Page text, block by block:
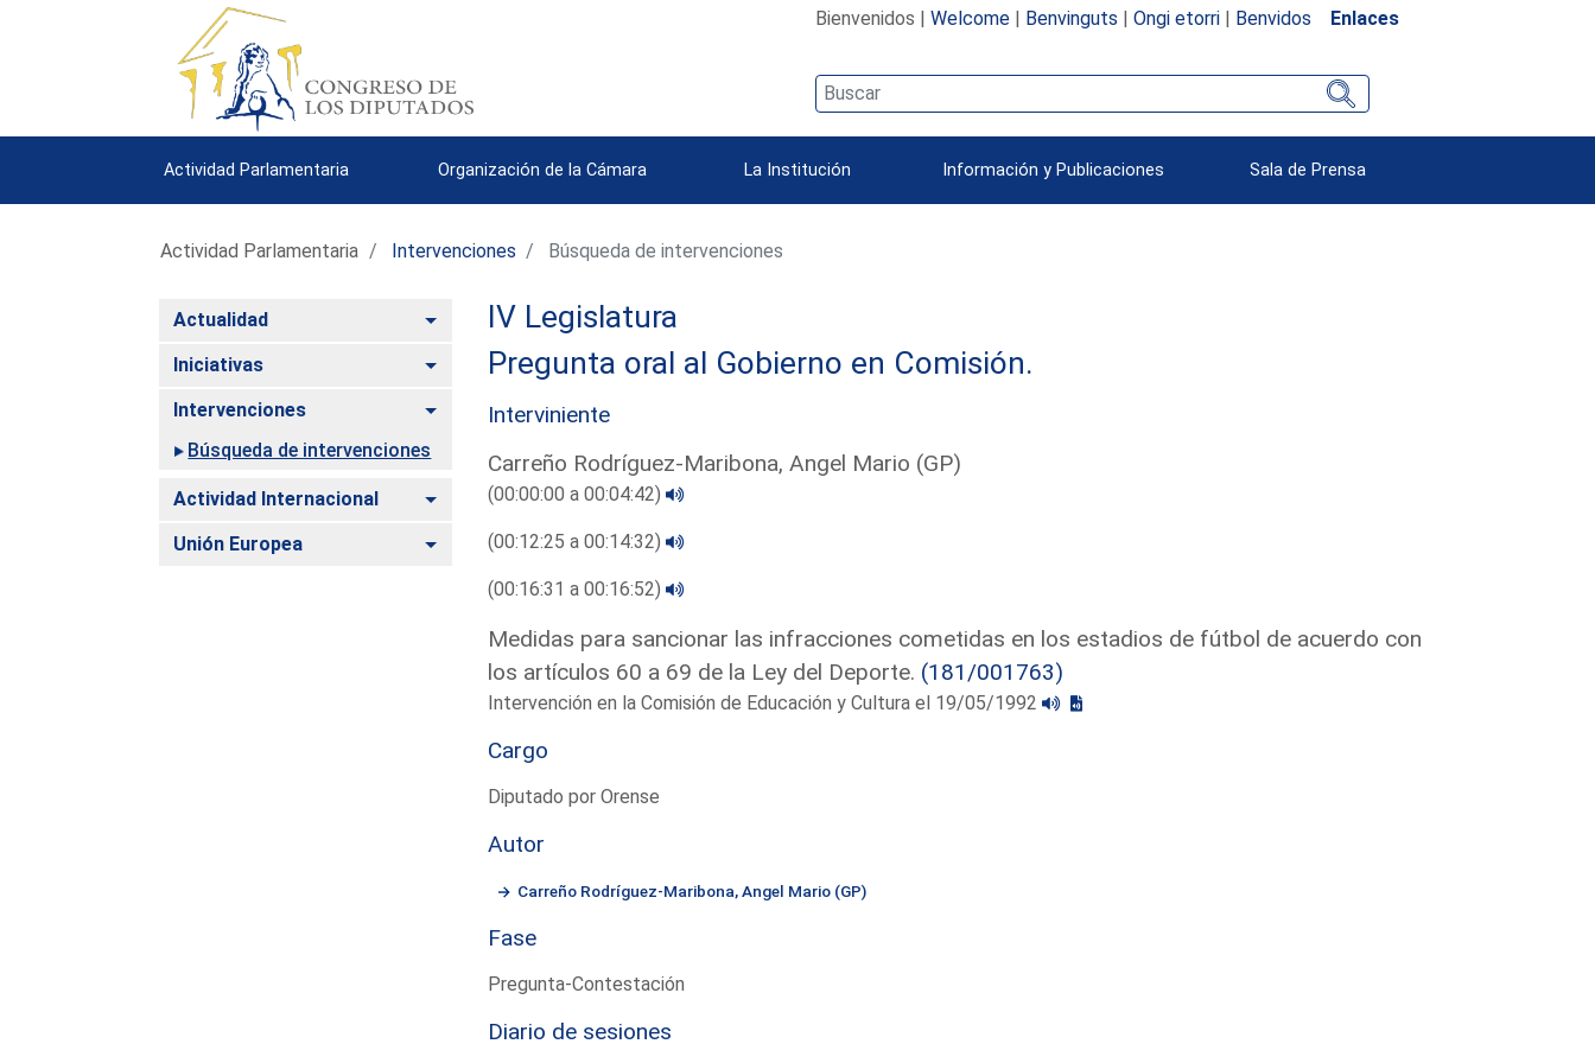
Bienvenidos | Welcome| Benvinguts | Ongi etorri| Benvidos Enlaces
Actividad Parlamentaria Organización de la Cámara La Institución Información y Publicaciones Sala de Prensa
Actividad Parlamentaria Intervenciones Búsqueda de intervenciones
Actualidad Alternar
Iniciativas Alternar
Intervenciones
Alternar
Búsqueda de intervenciones
Actividad Internacional Alternar
Unión Europea Alternar
IV Legislatura
Pregunta oral al Gobierno en Comisión.
Interviniente
Carreño Rodríguez-Maribona, Angel Mario (GP)
(00:00:00 a 00:04:42)
(00:12:25 a 00:14:32)
(00:16:31 a 00:16:52)
Medidas para sancionar las infracciones cometidas en los estadios de fútbol de acuerdo con
los artículos 60 a 69 de la Ley del Deporte. (181/001763)
Intervención en la Comisión de Educación y Cultura el 19/05/1992
Cargo
Diputado por Orense
Autor
Carreño Rodríguez-Maribona, Angel Mario (GP)
Fase
Pregunta-Contestación
Diario de sesiones